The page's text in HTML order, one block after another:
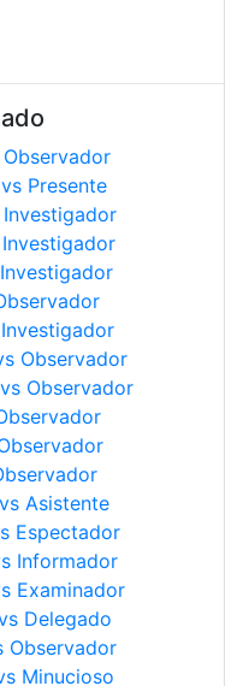
Presente
Observador
Observador
Asistente
Espectador
Informador
Examinador
Delegado
Observador
Minucioso